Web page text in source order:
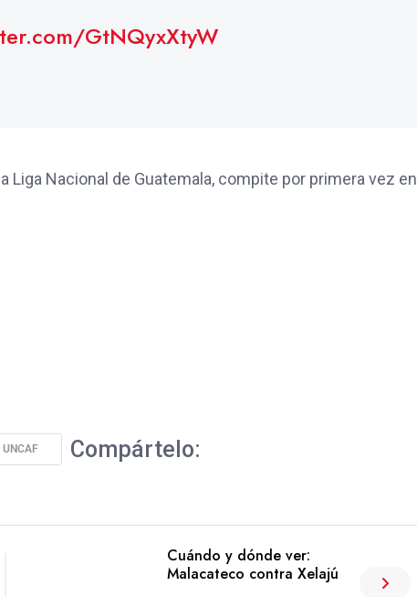
GtNQyxXtyW
Nacional de Guatemala, compite por primera vez en
UNCAF Compártelo:
Cuándo y dónde ver:
Malacateco contra Xelajú